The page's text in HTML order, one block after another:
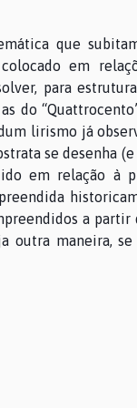
que
em
para
do
lirismo já
se desenha
em relação à
a
outra maneira,